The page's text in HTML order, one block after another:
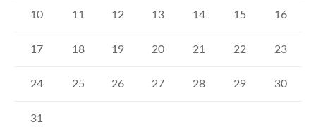
10 11 12 13 14 15 16
17 18 19 20 21 22 23
24 25 26 27 28 29 30
31